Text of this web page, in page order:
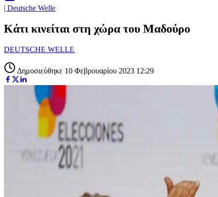
| Deutsche Welle
Κάτι κινείται στη χώρα του Μαδούρο
DEUTSCHE WELLE
Δημοσιεύθηκε 10 Φεβρουαρίου 2023 12:29